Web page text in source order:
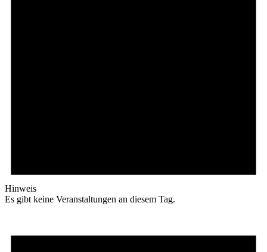
Hinweis
Es gibt keine Veranstaltungen an diesem Tag.